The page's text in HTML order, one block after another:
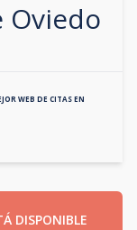
Oviedo
WEB DE CITAS EN
DISPONIBLE